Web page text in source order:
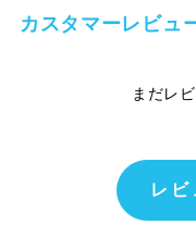
カスタマーレビュ
まだレ
レ